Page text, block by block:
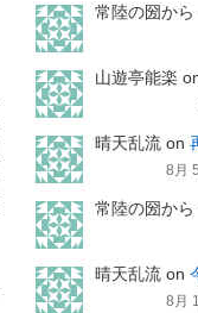
常陸の圀から
山遊亭能楽
晴天乱流 on
8月
常陸の圀から
晴天乱流 on
8月